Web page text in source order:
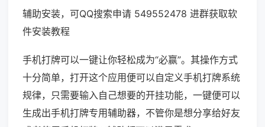
辅助安装，可QQ搜索申请 549552478 进群获取软
件安装教程
手机打牌可以一键让你轻松成为“必赢”。其操作方式
十分简单，打开这个应用便可以自定义手机打牌系统
规律，只需要输入自己想要的开挂功能，一键便可以
生成出手机打牌专用辅助器，不管你是想分享给好友